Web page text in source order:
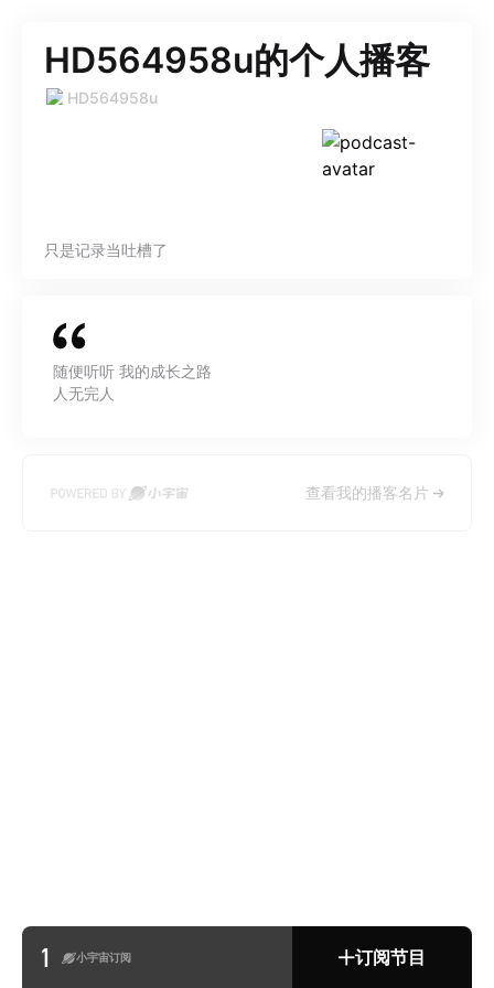
HD564958u的个人播客
HD564958u
只是记录当吐槽了
随便听听 我的成长之路
人无完人
查看我的播客名片
1 小宇宙订阅 订阅节目